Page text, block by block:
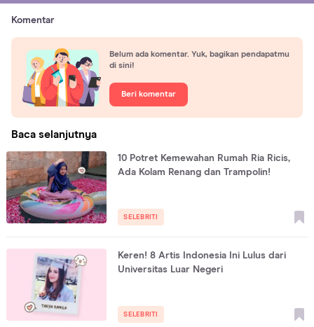
Komentar
Belum ada komentar. Yuk, bagikan pendapatmu
di sini!
Beri komentar
Baca selanjutnya
10 Potret Kemewahan Rumah Ria Ricis,
Ada Kolam Renang dan Trampolin!
SELEBRITI
Keren! 8 Artis Indonesia Ini Lulus dari
Universitas Luar Negeri
SELEBRITI